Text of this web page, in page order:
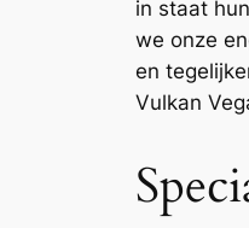
in staat
we onze
en
Vulkan